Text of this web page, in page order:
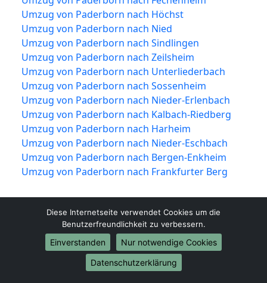
Umzug von Paderborn nach Höchst
Umzug von Paderborn nach Nied
Umzug von Paderborn nach Sindlingen
Umzug von Paderborn nach Zeilsheim
Umzug von Paderborn nach Unterliederbach
Umzug von Paderborn nach Sossenheim
Umzug von Paderborn nach Nieder-Erlenbach
Umzug von Paderborn nach Kalbach-Riedberg
Umzug von Paderborn nach Harheim
Umzug von Paderborn nach Nieder-Eschbach
Umzug von Paderborn nach Bergen-Enkheim
Umzug von Paderborn nach Frankfurter Berg
Diese Internetseite verwendet Cookies um die
Benutzerfreundlichkeit zu verbessern.
Einverstanden
Nur notwendige Cookies
Datenschutzerklärung